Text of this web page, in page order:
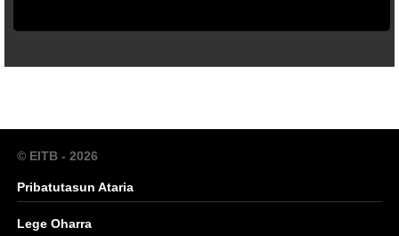
© EITB - 2026
Pribatutasun Ataria
Lege Oharra